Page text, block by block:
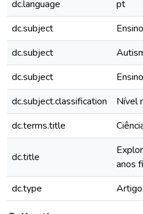
dc.language
pt
dc.subject
dc.subject
dc.subject
dc.subject.classification
Nível
dc.terms.title
dc.title
anos
dc.type
Artigo